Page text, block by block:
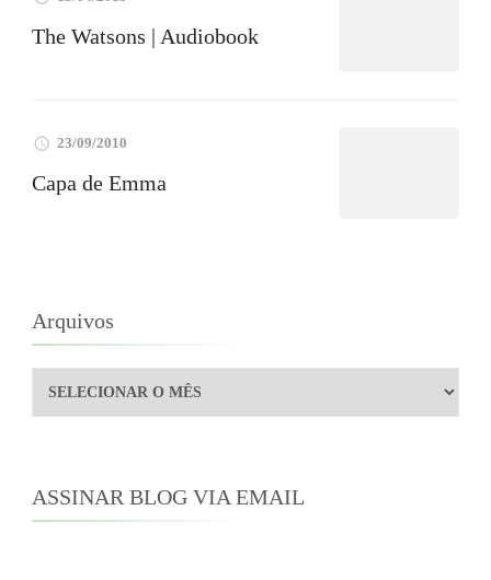
The Watsons | Audiobook
23/09/2010
Capa de Emma
Arquivos
Arquivos
ASSINAR BLOG VIA EMAIL